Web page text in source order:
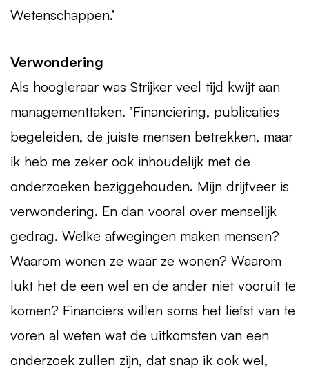
Wetenschappen.’
Verwondering
Als hoogleraar was Strijker veel tijd kwijt aan
managementtaken. ’Financiering, publicaties
begeleiden, de juiste mensen betrekken, maar
ik heb me zeker ook inhoudelijk met de
onderzoeken beziggehouden. Mijn drijfveer is
verwondering. En dan vooral over menselijk
gedrag. Welke afwegingen maken mensen?
Waarom wonen ze waar ze wonen? Waarom
lukt het de een wel en de ander niet vooruit te
komen? Financiers willen soms het liefst van te
voren al weten wat de uitkomsten van een
onderzoek zullen zijn, dat snap ik ook wel,